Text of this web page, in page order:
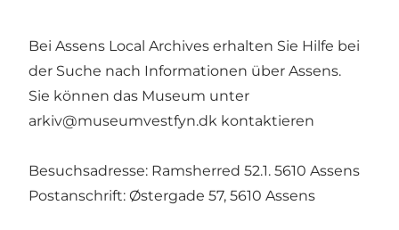
Bei Assens Local Archives erhalten Sie Hilfe bei
der Suche nach Informationen über Assens.
Sie können das Museum unter
arkiv@museumvestfyn.dk kontaktieren
Besuchsadresse: Ramsherred 52.1. 5610 Assens
Postanschrift: Østergade 57, 5610 Assens